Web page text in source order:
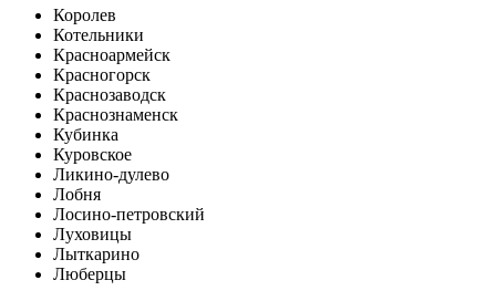
Королев
Котельники
Красноармейск
Красногорск
Краснозаводск
Краснознаменск
Кубинка
Куровское
Ликино-дулево
Лобня
Лосино-петровский
Луховицы
Лыткарино
Люберцы